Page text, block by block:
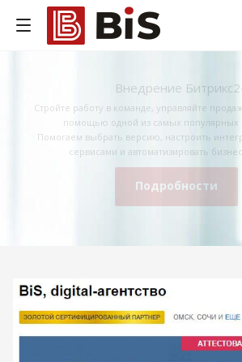
Внедрение
Стройте работу в команде, управляйте
помощью одной из самых популярных
Помогаем выбрать версию, настроить
сервисами и автоматизировать
Подробности